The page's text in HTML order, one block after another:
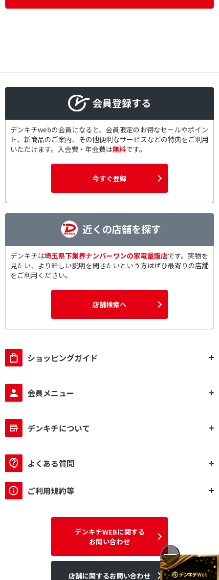
会員登録する
デンキチwebの会員になると、会員限定のお得なセールやポイン
ト、新商品のご案内、その他便利なサービスなどの特典をご利用
いただけます。入会費・年会費は無料です。
今すぐ登録
近くの店舗を探す
デンキチは埼玉県下業界ナンバーワンの家電量販店です。実物を
見たい、より詳しい説明を聞きたいという方はぜひ最寄りの店舗
をご利用ください。
店舗検索へ
ショッピングガイド
会員メニュー
デンキチについて
よくある質問
ご利用規約等
デンキチWEBに関する
お問い合わせ
店舗に関するお問い合わせ